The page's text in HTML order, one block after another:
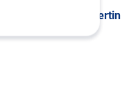
Gevrey-Chambertin